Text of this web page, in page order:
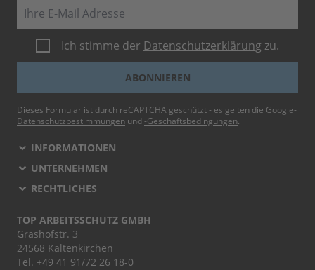
Ich stimme der Datenschutzerklärung zu.
ABONNIEREN
Dieses Formular ist durch reCAPTCHA geschützt - es gelten die Google-
Datenschutzbestimmungen und -Geschäftsbedingungen.
INFORMATIONEN
UNTERNEHMEN
RECHTLICHES
TOP ARBEITSSCHUTZ GMBH
Grashofstr. 3
24568 Kaltenkirchen
Tel. +49 41 91/72 26 18-0